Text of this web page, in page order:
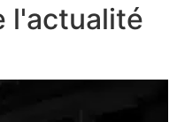
l'actualité